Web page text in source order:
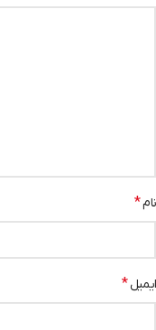
نام*
ایمیل*